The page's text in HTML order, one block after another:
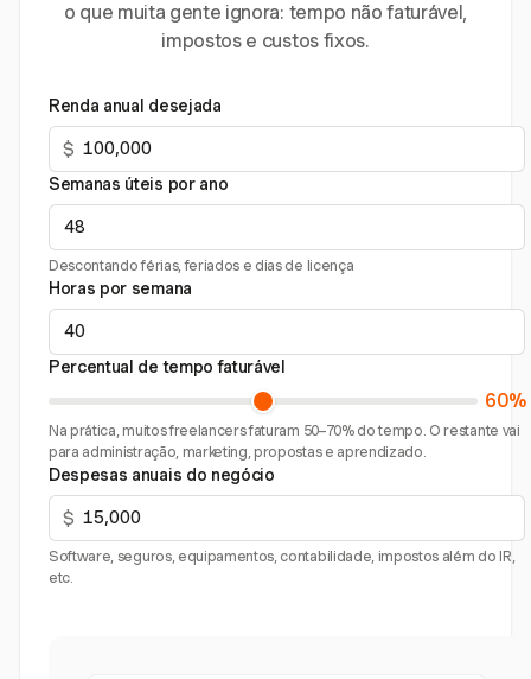
o que muita gente ignora: tempo não faturável,
impostos e custos fixos.
Renda anual desejada
$
Semanas úteis por ano
Descontando férias, feriados e dias de licença
Horas por semana
Percentual de tempo faturável
60%
Na prática, muitos freelancers faturam 50–70% do tempo. O restante vai
para administração, marketing, propostas e aprendizado.
Despesas anuais do negócio
$
Software, seguros, equipamentos, contabilidade, impostos além do IR,
etc.